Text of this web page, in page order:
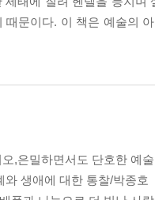
때문이다. 이 책은 예술의
,은밀하면서도 단호한 예
생애에 대한 통찰/박종호